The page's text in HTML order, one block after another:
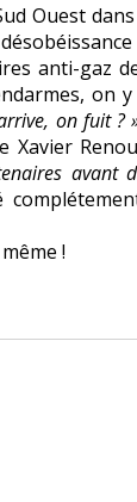
Ouest
anti-gaz
on
on fuit ?
Xavier
avant
!